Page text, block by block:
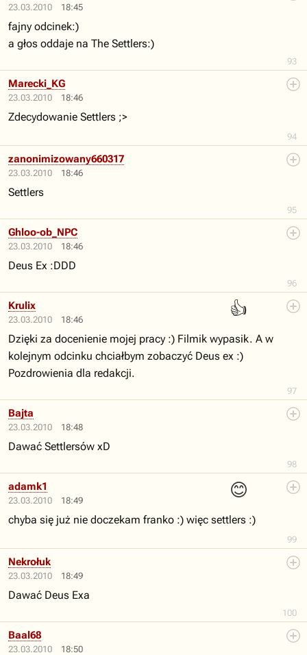
23.03.2010 18:45
93
fajny odcinek:)
a głos oddaje na The Settlers:)
23.03.2010 18:46
94
Marecki_KG
Zdecydowanie Settlers ;>
23.03.2010 18:46
95
zanonimizowany660317
Settlers
23.03.2010 18:46
96
Ghloo-ob_NPC
Deus Ex :DDD
23.03.2010 18:46
👍
97
Krulix
Dzięki za docenienie mojej pracy :) Filmik wypasik. A w
kolejnym odcinku chciałbym zobaczyć Deus ex :)
Pozdrowienia dla redakcji.
23.03.2010 18:48
98
Bajta
Dawać Settlersów xD
23.03.2010 18:49
😊
99
adamk1
chyba się już nie doczekam franko :) więc settlers :)
23.03.2010 18:49
100
Nekrołuk
Dawać Deus Exa
23.03.2010 18:50
Baal68